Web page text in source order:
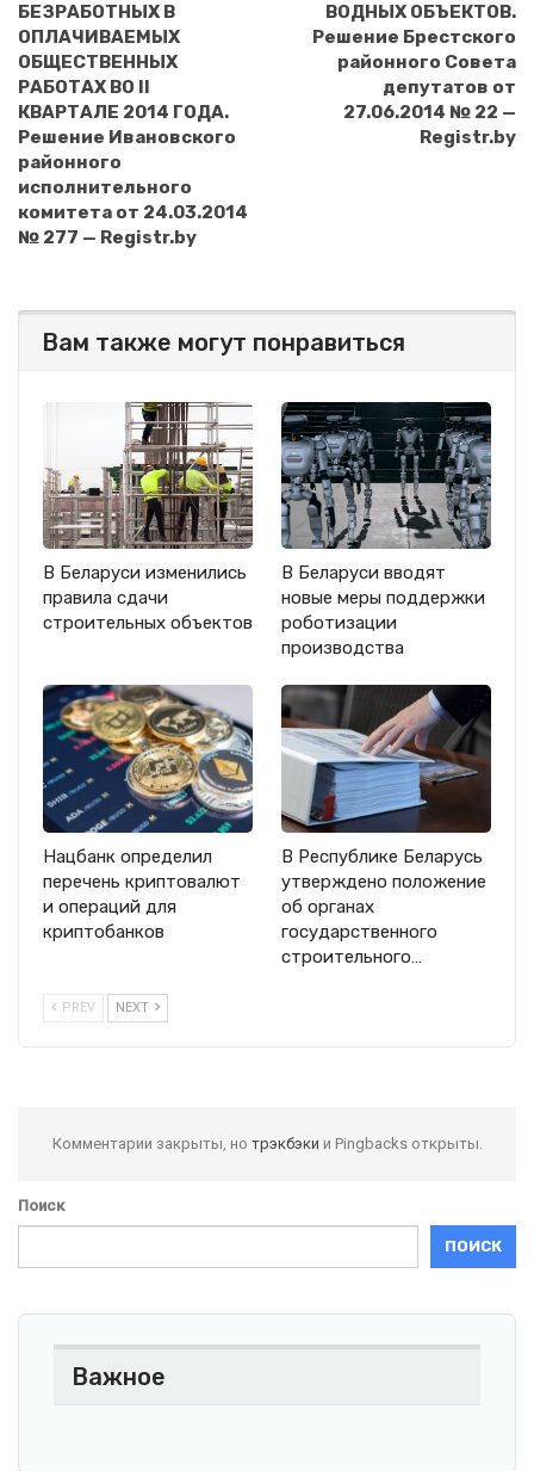
БЕЗРАБОТНЫХ В
ОПЛАЧИВАЕМЫХ
ОБЩЕСТВЕННЫХ
РАБОТАХ ВО II
КВАРТАЛЕ 2014 ГОДА.
Решение Ивановского
районного
исполнительного
комитета от 24.03.2014
№ 277 — Registr.by
ВОДНЫХ ОБЪЕКТОВ.
Решение Брестского
районного Совета
депутатов от
27.06.2014 № 22 —
Registr.by
Вам также могут понравиться
В Беларуси изменились
правила сдачи
строительных объектов
В Беларуси вводят
новые меры поддержки
роботизации
производства
Нацбанк определил
перечень криптовалют
и операций для
криптобанков
В Республике Беларусь
утверждено положение
об органах
государственного
строительного…
PREV NEXT
Комментарии закрыты, но трэкбэки и Pingbacks открыты.
Поиск
ПОИСК
Важное